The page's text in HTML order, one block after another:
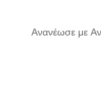
Ανανέωσε με